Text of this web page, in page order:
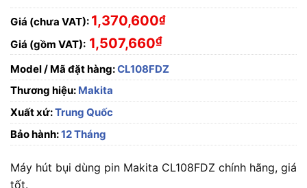
Giá (chưa VAT): 1,370,600₫
Giá (gồm VAT): 1,507,660₫
Model / Mã đặt hàng:CL108FDZ
Thương hiệu: Makita
Xuất xứ:Trung Quốc
Bảo hành:12 Tháng
Máy hút bụi dùng pin Makita CL108FDZ chính hãng, giá
tốt.